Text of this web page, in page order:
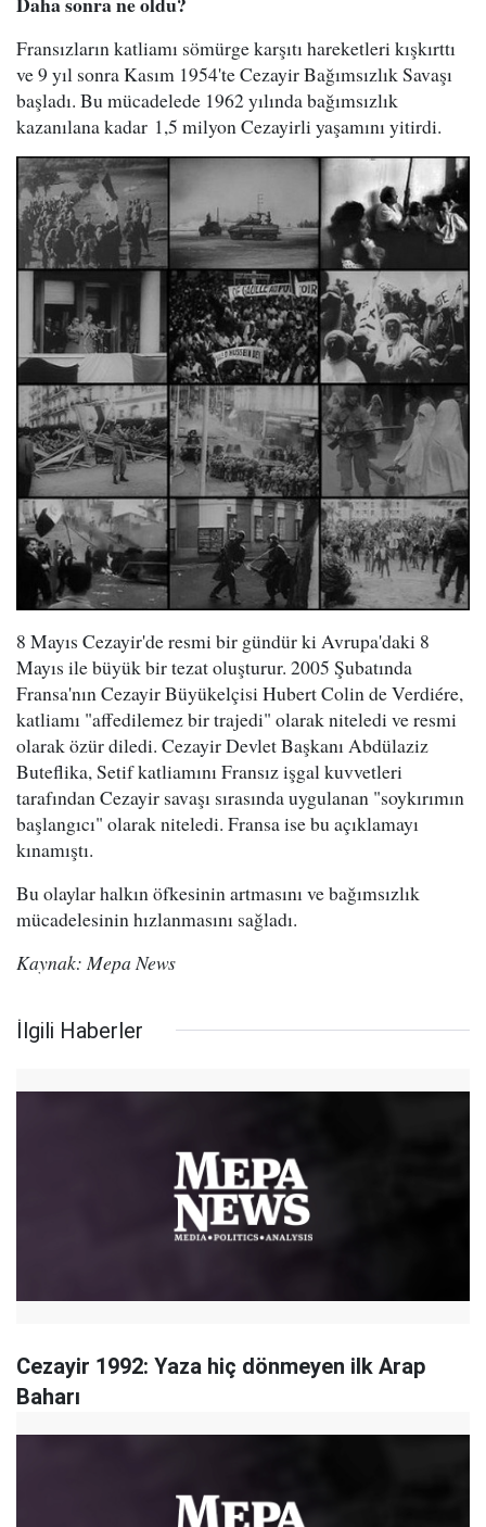
Fransızların katliamı sömürge karşıtı hareketleri kışkırttı
ve 9 yıl sonra Kasım 1954'te Cezayir Bağımsızlık Savaşı
başladı. Bu mücadelede 1962 yılında bağımsızlık
kazanılana kadar 1,5 milyon Cezayirli yaşamını yitirdi.
8 Mayıs Cezayir'de resmi bir gündür ki Avrupa'daki 8
Mayıs ile büyük bir tezat oluşturur. 2005 Şubatında
Fransa'nın Cezayir Büyükelçisi Hubert Colin de Verdiére,
katliamı "affedilemez bir trajedi" olarak niteledi ve resmi
olarak özür diledi. Cezayir Devlet Başkanı Abdülaziz
Buteflika, Setif katliamını Fransız işgal kuvvetleri
tarafından Cezayir savaşı sırasında uygulanan "soykırımın
başlangıcı" olarak niteledi. Fransa ise bu açıklamayı
kınamıştı.
Bu olaylar halkın öfkesinin artmasını ve bağımsızlık
mücadelesinin hızlanmasını sağladı.
Kaynak: Mepa News
İlgili Haberler
Cezayir 1992: Yaza hiç dönmeyen ilk Arap
Baharı